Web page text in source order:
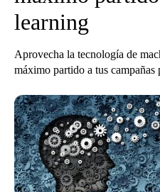
learning
Aprovecha la tecnología de
máximo partido a tus campañas